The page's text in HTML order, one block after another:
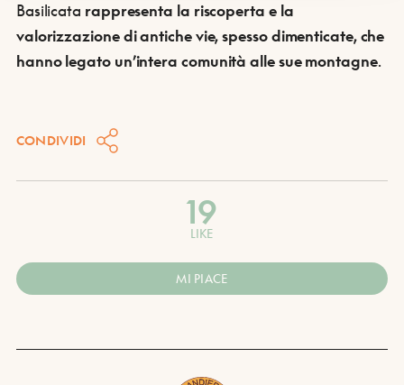
Basilicata rappresenta la riscoperta e la
valorizzazione di antiche vie, spesso dimenticate, che
hanno legato un’intera comunità alle sue montagne.
CONDIVIDI
19
LIKE
MI PIACE